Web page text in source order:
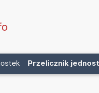
Przelicznik